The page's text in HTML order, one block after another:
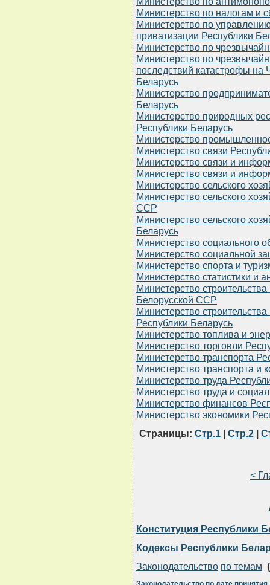
Министерство по налогам и
Министерство по
приватизации Республики
Министерство по
Министерство по
последствий катастрофы
Беларусь
Министерство
Беларусь
Министерство природных
Республики Беларусь
Министерство
Министерство связи
Министерство связи и
Министерство связи и
Министерство сельского
Министерство сельского
ССР
Министерство сельского
Беларусь
Министерство социального
Министерство социальной
Министерство спорта и
Министерство статистики и
Министерство
Белорусской ССР
Министерство
Республики Беларусь
Министерство топлива и
Министерство торговли
Министерство транспорта
Министерство транспорта и
Министерство труда
Министерство труда и
Министерство финансов
Министерство экономики
Страницы: Стр.1 | Стр.2 |
<
Конституция Республики
Кодексы Республики
Законодательство по темам (